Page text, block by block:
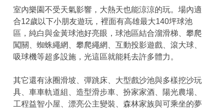
室內樂園不受天氣影響，大熱天也能涼涼的玩。場內適
合12歲以下小朋友遊玩，裡面有高雄最大140坪球池
區，純白與金黃球池好亮眼，球池區結合溜滑梯、攀爬
闖關、蜘蛛繩網、攀爬繩網、互動投影遊戲、滾大球、
吸球機等超多設施，光這區就能耗去許多體力。
其它還有泳圈滑坡、彈跳床、大型戲沙池與多樣挖沙玩
具、車車軌道組、造型滑步車、扮家家酒、陽光農場、
工程益智小屋、漂亮公主變裝、森林家族與可乘坐的夢